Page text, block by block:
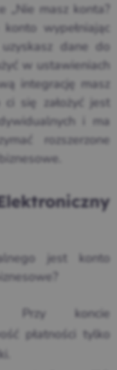
„Nie masz konta?
wypełniając
dane do
w ustawieniach
integrację masz
się założyć jest
i ma
rozszerzone
jest konto
Przy koncie
płatności tylko